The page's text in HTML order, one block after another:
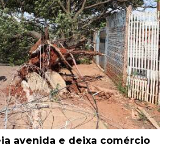
avenida e deixa comércio